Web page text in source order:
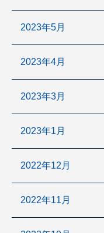
2023年5月
2023年4月
2023年3月
2023年1月
2022年12月
2022年11月